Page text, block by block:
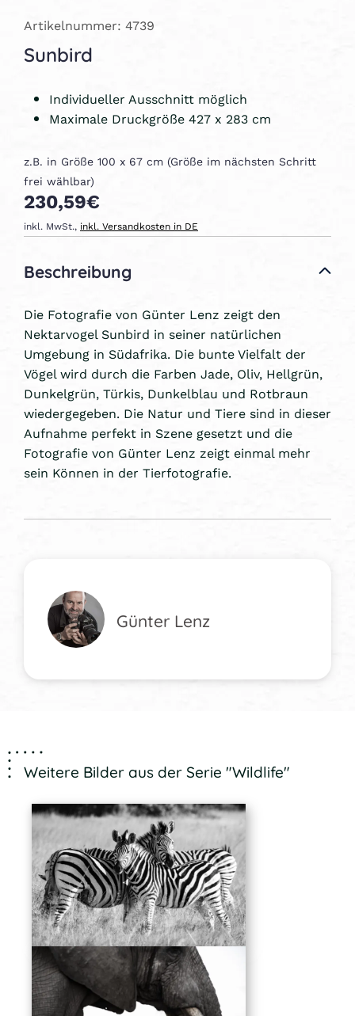
Artikelnummer: 4739
Sunbird
Individueller Ausschnitt möglich
Maximale Druckgröße 427 x 283 cm
z.B. in Größe 100 x 67 cm (Größe im nächsten Schritt
frei wählbar)
230,59€
inkl. MwSt., inkl. Versandkosten in DE
Beschreibung
Die Fotografie von Günter Lenz zeigt den
Nektarvogel Sunbird in seiner natürlichen
Umgebung in Südafrika. Die bunte Vielfalt der
Vögel wird durch die Farben Jade, Oliv, Hellgrün,
Dunkelgrün, Türkis, Dunkelblau und Rotbraun
wiedergegeben. Die Natur und Tiere sind in dieser
Aufnahme perfekt in Szene gesetzt und die
Fotografie von Günter Lenz zeigt einmal mehr
sein Können in der Tierfotografie.
Günter Lenz
Weitere Bilder aus der Serie "Wildlife"